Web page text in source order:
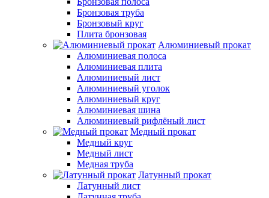
Бронзовая труба
Бронзовый круг
Плита бронзовая
Алюминиевый прокат
Алюминиевая полоса
Алюминиевая плита
Алюминиевый лист
Алюминиевый уголок
Алюминиевый круг
Алюминиевая шина
Алюминиевый рифлёный лист
Медный прокат
Медный круг
Медный лист
Медная труба
Латунный прокат
Латунный лист